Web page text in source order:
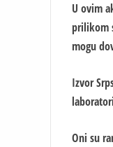
U ovim
prilikom
mogu
Izvor
Oni su